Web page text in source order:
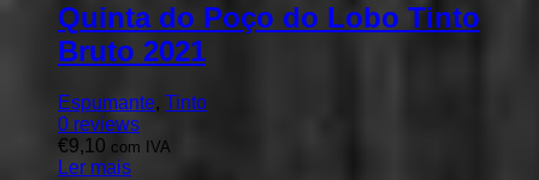
Quinta do Poço do Lobo Tinto
Bruto 2021
Espumante, Tinto
0 reviews
€9,10 com IVA
Ler mais